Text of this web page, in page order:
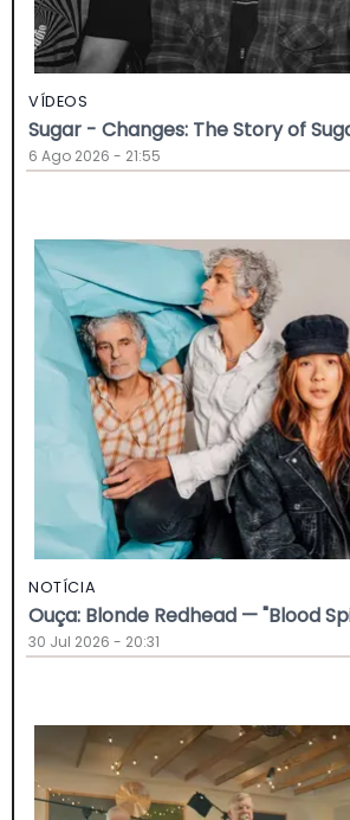
VÍDEOS
Sugar - Changes: The Story of
6 Ago 2026 - 21:55
NOTÍCIA
Ouça: Blonde Redhead — "Blood
30 Jul 2026 - 20:31